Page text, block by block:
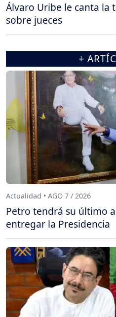
Álvaro Uribe le canta la
sobre jueces
+
Actualidad • AGO 7 / 2026
Petro tendrá su último
entregar la Presidencia